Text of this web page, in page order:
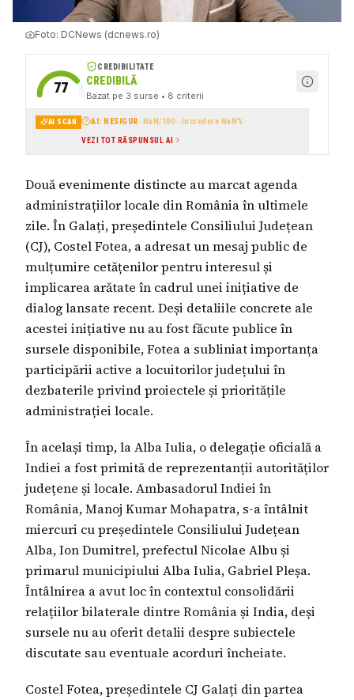
Foto: DCNews (dcnews.ro)
77
CREDIBILITATE
CREDIBILĂ
Bazat pe 3 surse • 8 criterii
AI SCAN AI: NESIGUR· NaN/100 · încredere NaN%
VEZI TOT RĂSPUNSUL AI
Două evenimente distincte au marcat agenda
administrațiilor locale din România în ultimele
zile. În Galați, președintele Consiliului Județean
(CJ), Costel Fotea, a adresat un mesaj public de
mulțumire cetățenilor pentru interesul și
implicarea arătate în cadrul unei inițiative de
dialog lansate recent. Deși detaliile concrete ale
acestei inițiative nu au fost făcute publice în
sursele disponibile, Fotea a subliniat importanța
participării active a locuitorilor județului în
dezbaterile privind proiectele și prioritățile
administrației locale.
În același timp, la Alba Iulia, o delegație oficială a
Indiei a fost primită de reprezentanții autorităților
județene și locale. Ambasadorul Indiei în
România, Manoj Kumar Mohapatra, s-a întâlnit
miercuri cu președintele Consiliului Județean
Alba, Ion Dumitrel, prefectul Nicolae Albu și
primarul municipiului Alba Iulia, Gabriel Pleșa.
Întâlnirea a avut loc în contextul consolidării
relațiilor bilaterale dintre România și India, deși
sursele nu au oferit detalii despre subiectele
discutate sau eventuale acorduri încheiate.
Costel Fotea, președintele CJ Galați din partea